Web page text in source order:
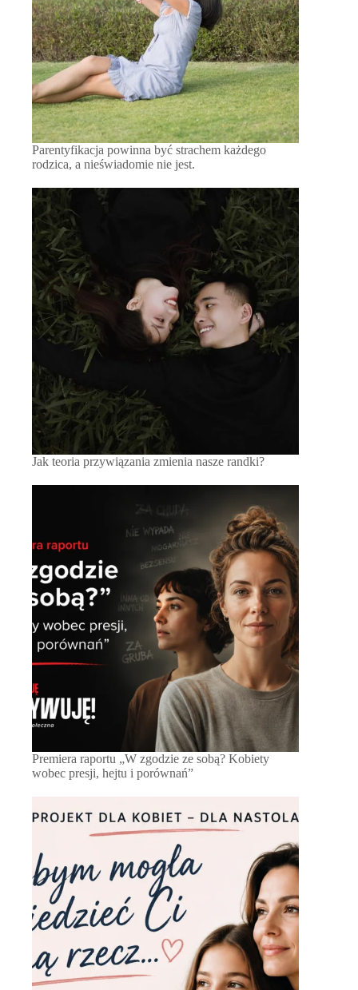
Parentyfikacja powinna być strachem każdego
rodzica, a nieświadomie nie jest.
Jak teoria przywiązania zmienia nasze randki?
Premiera raportu „W zgodzie ze sobą? Kobiety
wobec presji, hejtu i porównań”